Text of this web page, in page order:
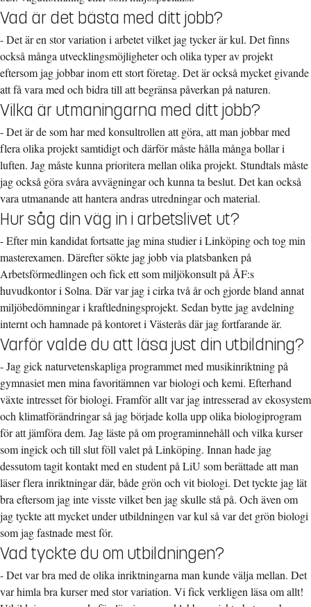
Vad är det bästa med ditt jobb?
- Det är en stor variation i arbetet vilket jag tycker är kul. Det finns
också många utvecklingsmöjligheter och olika typer av projekt
eftersom jag jobbar inom ett stort företag. Det är också mycket givande
att få vara med och bidra till att begränsa påverkan på naturen.
Vilka är utmaningarna med ditt jobb?
- Det är de som har med konsultrollen att göra, att man jobbar med
flera olika projekt samtidigt och därför måste hålla många bollar i
luften. Jag måste kunna prioritera mellan olika projekt. Stundtals måste
jag också göra svåra avvägningar och kunna ta beslut. Det kan också
vara utmanande att hantera andras utredningar och material.
Hur såg din väg in i arbetslivet ut?
- Efter min kandidat fortsatte jag mina studier i Linköping och tog min
masterexamen. Därefter sökte jag jobb via platsbanken på
Arbetsförmedlingen och fick ett som miljökonsult på ÅF:s
huvudkontor i Solna. Där var jag i cirka två år och gjorde bland annat
miljöbedömningar i kraftledningsprojekt. Sedan bytte jag avdelning
internt och hamnade på kontoret i Västerås där jag fortfarande är.
Varför valde du att läsa just din utbildning?
- Jag gick naturvetenskapliga programmet med musikinriktning på
gymnasiet men mina favoritämnen var biologi och kemi. Efterhand
växte intresset för biologi. Framför allt var jag intresserad av ekosystem
och klimatförändringar så jag började kolla upp olika biologiprogram
för att jämföra dem. Jag läste på om programinnehåll och vilka kurser
som ingick och till slut föll valet på Linköping. Innan hade jag
dessutom tagit kontakt med en student på LiU som berättade att man
läser flera inriktningar där, både grön och vit biologi. Det tyckte jag lät
bra eftersom jag inte visste vilket ben jag skulle stå på. Och även om
jag tyckte att mycket under utbildningen var kul så var det grön biologi
som jag fastnade mest för.
Vad tyckte du om utbildningen?
- Det var bra med de olika inriktningarna man kunde välja mellan. Det
var himla bra kurser med stor variation. Vi fick verkligen läsa om allt!